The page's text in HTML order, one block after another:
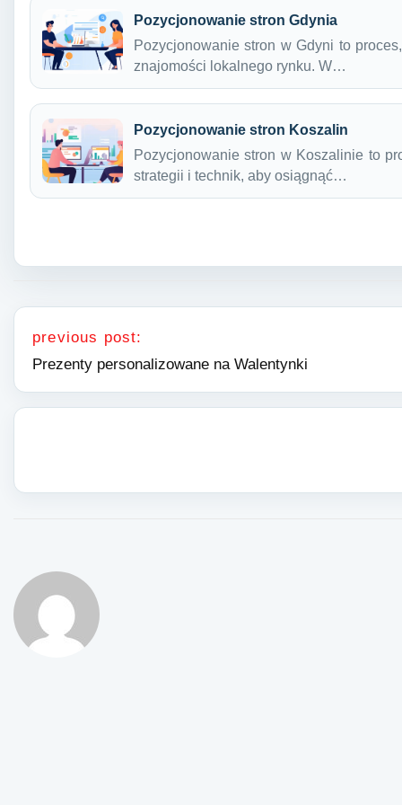
Pozycjonowanie stron Gdynia
Pozycjonowanie stron w Gdyni to
znajomości lokalnego rynku. W…
Pozycjonowanie stron Koszalin
Pozycjonowanie stron w Koszalinie to
strategii i technik, aby osiągnąć…
Nawigacja wpisu
previous post:
Prezenty personalizowane na Walentynki